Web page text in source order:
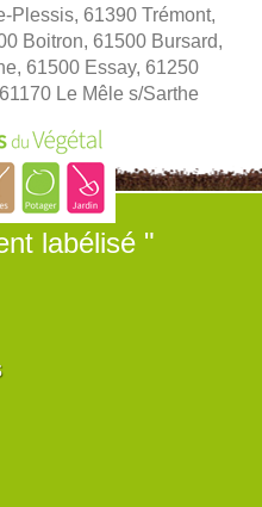
Plessis, 61390 Trémont,
Boitron, 61500 Bursard,
61500 Essay, 61250
Le Mêle s/Sarthe
labélisé "